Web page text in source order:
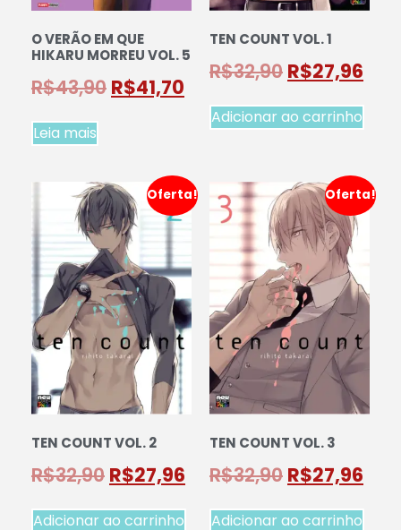
O VERÃO EM QUE
HIKARU MORREU VOL. 5
R$43,90 R$41,70
Leia mais
TEN COUNT VOL. 1
R$32,90 R$27,96
Adicionar ao carrinho
Oferta!
TEN COUNT VOL. 2
R$32,90 R$27,96
Adicionar ao carrinho
Oferta!
TEN COUNT VOL. 3
R$32,90 R$27,96
Adicionar ao carrinho